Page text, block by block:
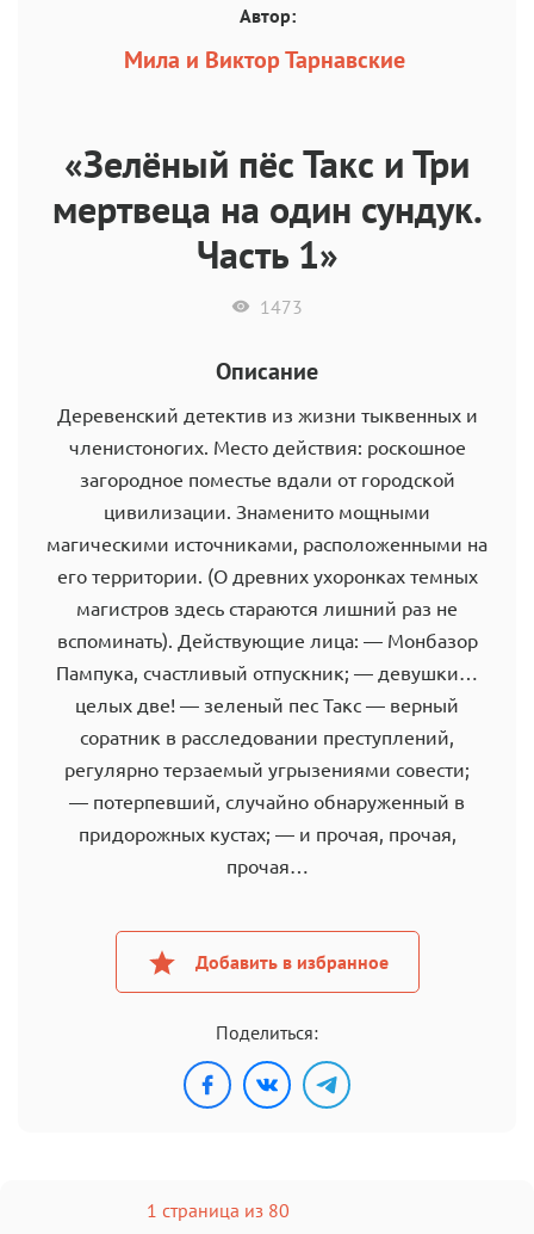
Автор:
Мила и Виктор Тарнавские
«Зелёный пёс Такс и Три
мертвеца на один сундук.
Часть 1»
1473
Описание
Деревенский детектив из жизни тыквенных и
членистоногих. Место действия: роскошное
загородное поместье вдали от городской
цивилизации. Знаменито мощными
магическими источниками, расположенными на
его территории. (О древних ухоронках темных
магистров здесь стараются лишний раз не
вспоминать). Действующие лица: — Монбазор
Пампука, счастливый отпускник; — девушки…
целых две! — зеленый пес Такс — верный
соратник в расследовании преступлений,
регулярно терзаемый угрызениями совести;
— потерпевший, случайно обнаруженный в
придорожных кустах; — и прочая, прочая,
прочая…
Добавить в избранное
Поделиться:
1 страница из 80